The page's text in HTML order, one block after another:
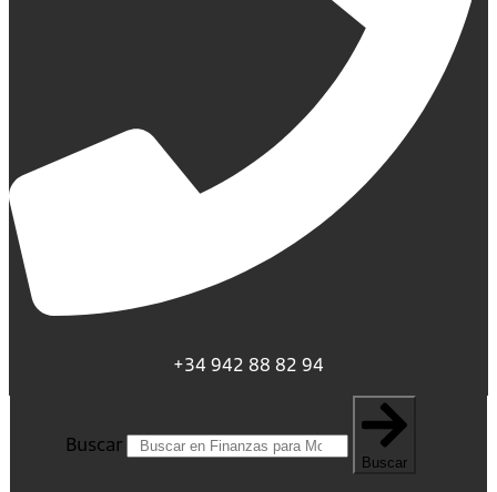
+34 942 88 82 94
Buscar
Buscar